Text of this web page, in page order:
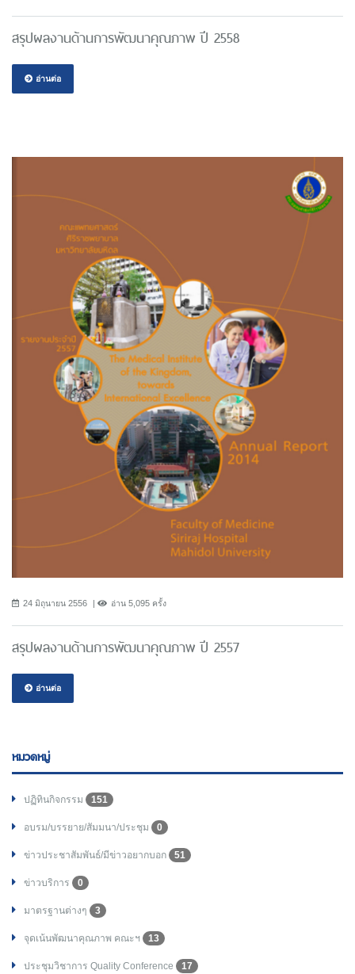
สรุปผลงานด้านการพัฒนาคุณภาพ ปี 2558
อ่านต่อ
24 มิถุนายน 2556 อ่าน 5,095 ครั้ง
สรุปผลงานด้านการพัฒนาคุณภาพ ปี 2557
อ่านต่อ
หมวดหมู่
ปฏิทินกิจกรรม 151
อบรม/บรรยาย/สัมมนา/ประชุม 0
ข่าวประชาสัมพันธ์/มีข่าวอยากบอก 51
ข่าวบริการ 0
มาตรฐานต่างๆ 3
จุดเน้นพัฒนาคุณภาพ คณะฯ 13
ประชุมวิชาการ Quality Conference 17